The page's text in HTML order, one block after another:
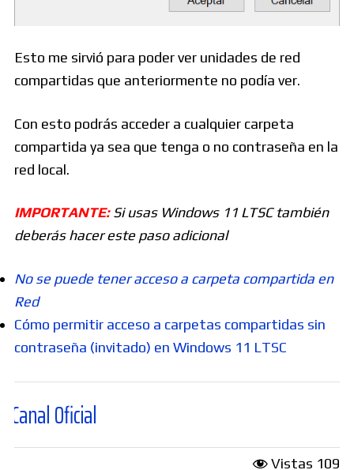
Esto me sirvió para poder ver unidades de red
compartidas que anteriormente no podía ver.
Con esto podrás acceder a cualquier carpeta
compartida ya sea que tenga o no contraseña en la
red local.
IMPORTANTE:Si usas Windows 11 LTSC también
deberás hacer este paso adicional
No se puede tener acceso a carpeta compartida en
Red
Cómo permitir acceso a carpetas compartidas sin
contraseña (invitado) en Windows 11 LTSC
Vistas 109